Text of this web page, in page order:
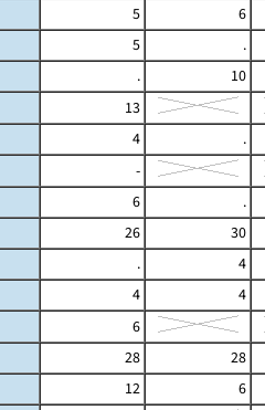
5 6
5 .
. 10
13
4 .
-
6 .
26 30
. 4
4 4
6
28 28
12 6